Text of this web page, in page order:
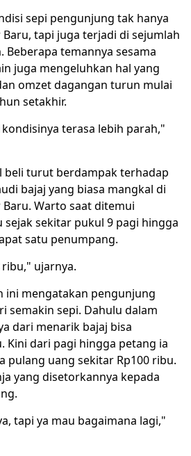
sepi pengunjung tak hanya
Baru, tapi juga terjadi di sejumlah
Beberapa temannya sesama
juga mengeluhkan hal yang
omzet dagangan turun mulai
setakhir.
terasa lebih parah,"
beli turut berdampak terhadap
bajaj yang biasa mangkal di
Baru. Warto saat ditemui
sejak sekitar pukul 9 pagi hingga
satu penumpang.
ujarnya.
ini mengatakan pengunjung
semakin sepi. Dahulu dalam
dari menarik bajaj bisa
Kini dari pagi hingga petang ia
pulang uang sekitar Rp100 ribu.
yang disetorkannya kepada
tapi ya mau bagaimana lagi,"